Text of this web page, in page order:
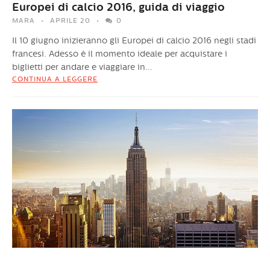
Europei di calcio 2016, guida di viaggio
MARA APRILE 20 0
Il 10 giugno inizieranno gli Europei di calcio 2016 negli stadi
francesi. Adesso è il momento ideale per acquistare i
biglietti per andare e viaggiare in...
CONTINUA A LEGGERE